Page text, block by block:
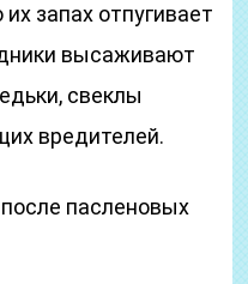
запах отпугивает
высаживают
свеклы
вредителей.
пасленовых